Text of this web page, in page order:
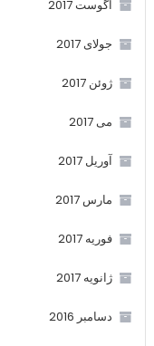
آگوست 2017
جولای 2017
ژوئن 2017
می 2017
آوریل 2017
مارس 2017
فوریه 2017
ژانویه 2017
دسامبر 2016